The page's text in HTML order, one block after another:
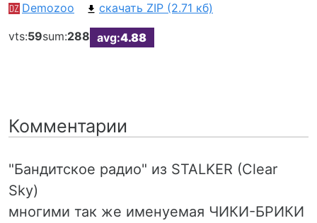
Demozoo
скачать ZIP (2.71 кб)
vts:59sum:288 avg:4.88
Комментарии
"Бандитское радио" из STALKER (Clear
Sky)
многими так же именуемая ЧИКИ-БРИКИ